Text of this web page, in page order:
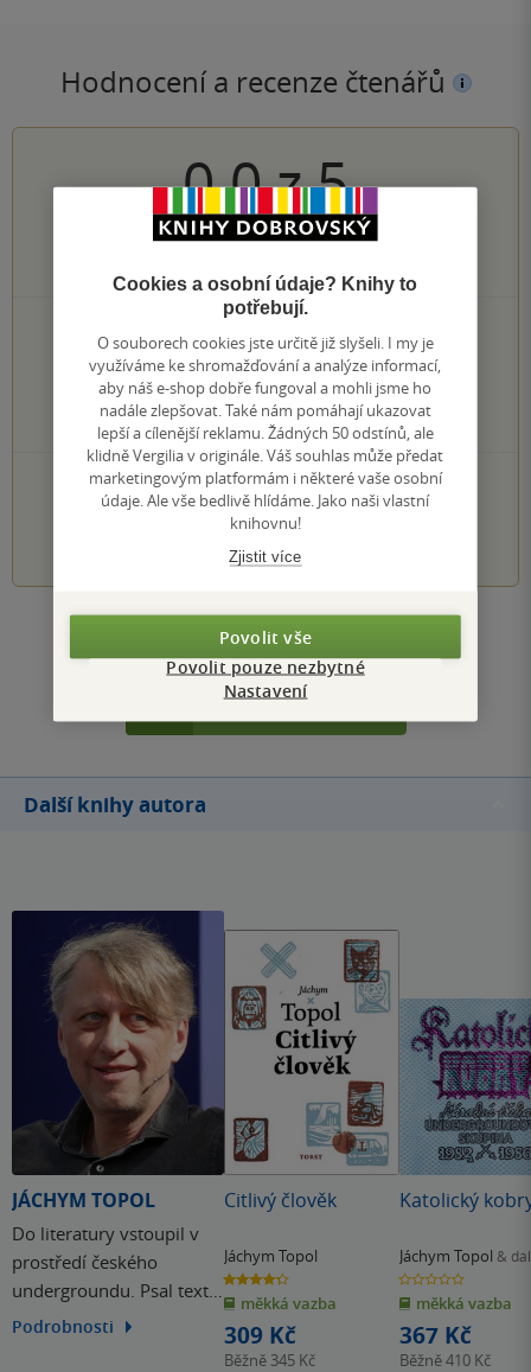
Hodnocení a recenze čtenářů
0.0z5
5 hvězdiček
0×
4 hvězdičky
0×
3 hvězdičky
0×
2 hvězdičky
0×
1 hvezdička
PŘIDEJTE SVÉ HODNOCENÍ KNIHY
3 4 5
Zobrazit všechna hodnocení
Přidat hodnocení
Další knihy autora
JÁCHYM TOPOL
Do literatury vstoupil v
prostředí českého
undergroundu. Psal texty
pro kapelu Psí vojáci,
Podrobnosti
Citlivý člověk
Jáchym Topol
4.3
z
5
hvězdiček
měkká vazba
309 Kč
Běžně 345 Kč
Katolický
Jáchym Topol &
0.0
z
5
hvězdiček
měkká vazba
367 Kč
Běžně410 Kč
Cookies a osobní údaje? Knihy to
potřebují.
O souborech cookies jste určitě již slyšeli. I my je
využíváme ke shromažďování a analýze informací,
aby náš e-shop dobře fungoval a mohli jsme ho
nadále zlepšovat. Také nám pomáhají ukazovat
lepší a cílenější reklamu. Žádných 50 odstínů, ale
klidně Vergilia v originále. Váš souhlas může předat
marketingovým platformám i některé vaše osobní
údaje. Ale vše bedlivě hlídáme. Jako naši vlastní
knihovnu!
Zjistit více
Povolit vše
Povolit pouze nezbytné
Nastavení